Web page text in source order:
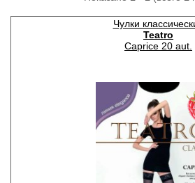
Чулки
Teatro
Caprice 20 aut.